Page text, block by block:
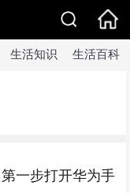
生活知识 生活百科
一步打开华为手